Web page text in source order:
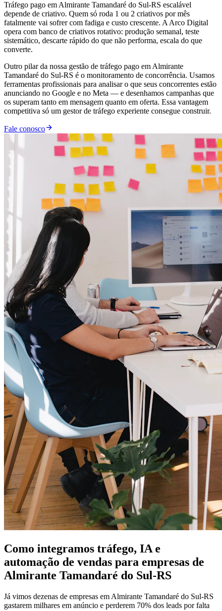
Tráfego pago em Almirante Tamandaré do Sul-RS escalável
depende de criativo. Quem só roda 1 ou 2 criativos por mês
fatalmente vai sofrer com fadiga e custo crescente. A Arco Digital
opera com banco de criativos rotativo: produção semanal, teste
sistemático, descarte rápido do que não performa, escala do que
converte.
Outro pilar da nossa gestão de tráfego pago em Almirante
Tamandaré do Sul-RS é o monitoramento de concorrência. Usamos
ferramentas profissionais para analisar o que seus concorrentes estão
anunciando no Google e no Meta — e desenhamos campanhas que
os superam tanto em mensagem quanto em oferta. Essa vantagem
competitiva só um gestor de tráfego experiente consegue construir.
Fale conosco
Como integramos tráfego, IA e
automação de vendas para empresas de
Almirante Tamandaré do Sul-RS
Já vimos dezenas de empresas em Almirante Tamandaré do Sul-RS
gastarem milhares em anúncio e perderem 70% dos leads por falta